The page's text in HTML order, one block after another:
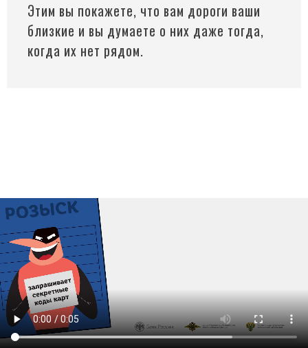
Этим вы покажете, что вам дороги ваши
близкие и вы думаете о них даже тогда,
когда их нет рядом.